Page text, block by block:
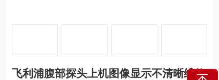
飞利浦腹部探头上机图像显示不清晰维修